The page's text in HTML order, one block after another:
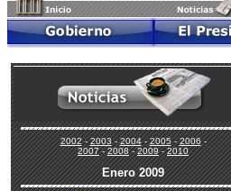
2002-2003-2004-2005-2006-
2007-2008-2009-2010
Enero2009